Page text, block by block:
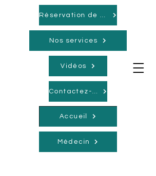
Accueil
Médecin
Réservation de rendez-vous
Nos services
Vidéos
Contactez-nous